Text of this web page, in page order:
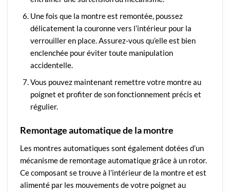
Une fois que la montre est remontée, poussez
délicatement la couronne vers l’intérieur pour la
verrouiller en place. Assurez-vous qu’elle est bien
enclenchée pour éviter toute manipulation
accidentelle.
Vous pouvez maintenant remettre votre montre au
poignet et profiter de son fonctionnement précis et
régulier.
Remontage automatique de la montre
Les montres automatiques sont également dotées d’un
mécanisme de remontage automatique grâce à un rotor.
Ce composant se trouve à l’intérieur de la montre et est
alimenté par les mouvements de votre poignet au